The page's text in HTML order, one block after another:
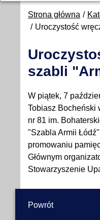
Strona główna
Uroczystość
szabli
W piątek, 7
Tobiasz Bocheński
nr 81 im.
"Szabla Armii
promowaniu
Głównym
Stowarzyszenie
Powrót